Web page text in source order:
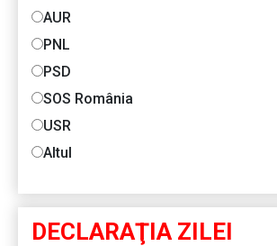
AUR
PNL
PSD
SOS România
USR
Altul
DECLARAŢIA ZILEI